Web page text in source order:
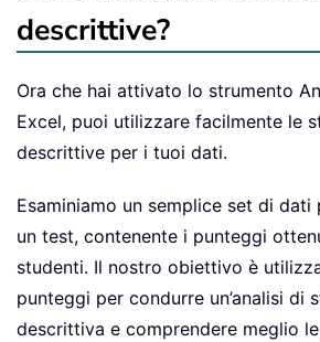
descrittive?
Ora che hai attivato lo strumento
Excel, puoi utilizzare facilmente le
descrittive per i tuoi dati.
Esaminiamo un semplice set di dati
un test, contenente i punteggi
studenti. Il nostro obiettivo è
punteggi per condurre un’analisi di
descrittiva e comprendere meglio